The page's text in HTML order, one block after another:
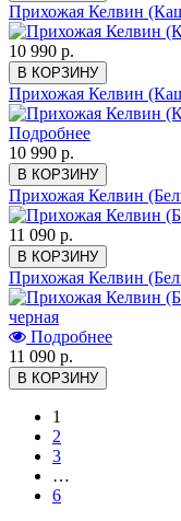
Прихожая Келвин
10 990 р.
В КОРЗИНУ
Прихожая Келвин
Подробнее
10 990 р.
В КОРЗИНУ
Прихожая Келвин
11 090 р.
В КОРЗИНУ
Прихожая Келвин
Подробнее
11 090 р.
В КОРЗИНУ
1
2
3
…
6